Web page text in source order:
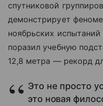
спутниковой
демонстрирует
ноябрьских
поразил учебную
12,8 метра — рекорд
Это не просто
это новая